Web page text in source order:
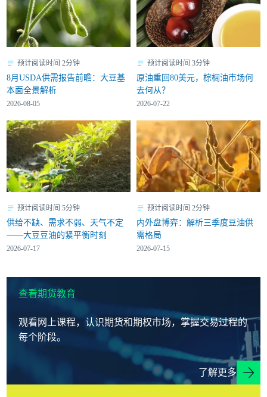
预计阅读时间 2分钟
8月USDA供需报告前瞻：大豆基
本面全景解析
2026-08-05
预计阅读时间 3分钟
原油重回80美元，棕榈油市场何
去何从？
2026-07-22
预计阅读时间 5分钟
供给不缺、需求不弱、天气不定
——大豆豆油的紧平衡时刻
2026-07-17
预计阅读时间 2分钟
内外盘博弈：解析三季度豆油供
需格局
2026-07-15
查看期货教育
观看网上课程，认识期货和期权市场，掌握交易过程的
每个阶段。
了解更多